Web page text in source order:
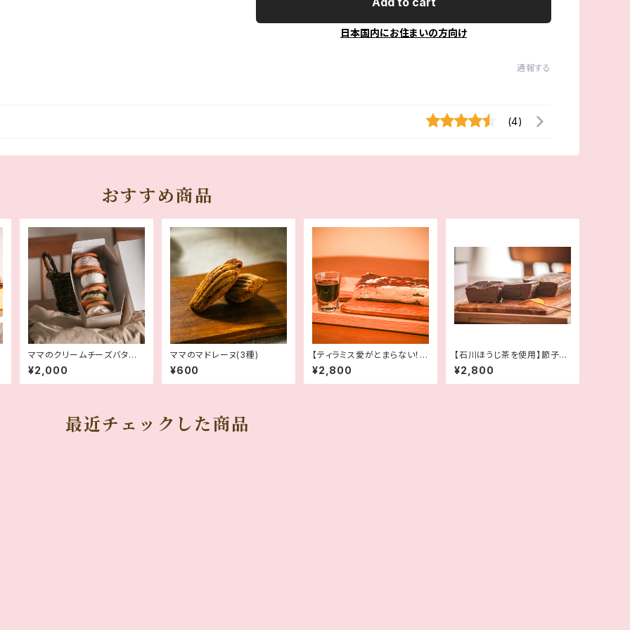
日本国内にお住まいの方向け
通報する
(4)
おすすめ商品
ママのクリームチーズバター
サンド4種アソート
¥2,000
ママのマドレーヌ(3種)
¥600
【ティラミス愛がとまらない！】
ママのティラミス
¥2,800
【石川ほうじ茶を使用】節子マ
マのほうじ茶テリーヌ
¥2,800
最近チェックした商品